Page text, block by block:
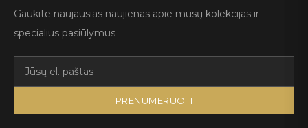
Gaukite naujausias naujienas apie mūsų kolekcijas ir
specialius pasiūlymus
PRENUMERUOTI